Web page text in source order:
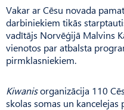
Vakar ar Cēsu novada
darbiniekiem tikās
vadītājs Norvēģijā Malvins
vienotos par atbalsta
pirmklasniekiem.
Kiwanisorganizācija 110
skolas somas un